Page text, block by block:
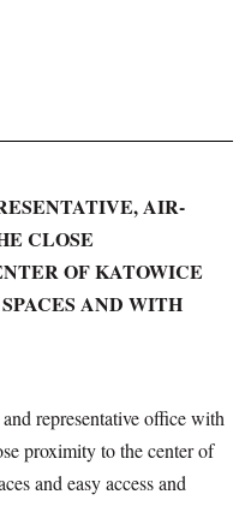
AIR-
CLOSE
OF KATOWICE
AND WITH
representative office with
proximity to the center of
and easy access and